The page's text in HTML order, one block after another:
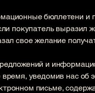
бюллетени и
покупатель выразил
свое желание
и
уведомив нас об
письме,